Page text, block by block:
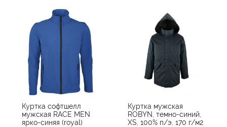
Куртка софтшелл
мужская RACE MEN
ярко-синяя (royal)
Куртка мужская
ROBYN, темно-синий,
XS, 100% п/э, 170 г/м2